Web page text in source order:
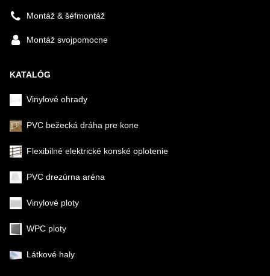
Montáž & šéfmontáž
Montáž svojpomocne
KATALÓG
Vinylové ohrady
PVC bežecká dráha pre kone
Flexibilné elektrické konské oplotenie
PVC drezúrna aréna
Vinylové ploty
WPC ploty
Látkové haly